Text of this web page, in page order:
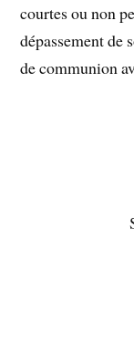
courtes ou non
dépassement de
de communion